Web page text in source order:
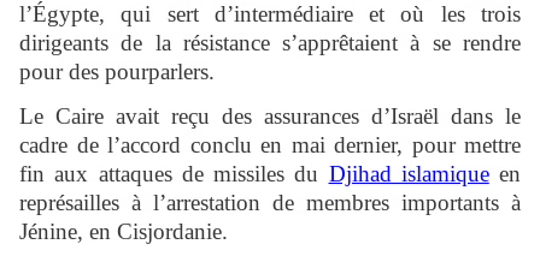
l’Égypte, qui sert d’intermédiaire et où les trois
dirigeants de la résistance s’apprêtaient à se rendre
pour des pourparlers.
Le Caire avait reçu des assurances d’Israël dans le
cadre de l’accord conclu en mai dernier, pour mettre
fin aux attaques de missiles du Djihad islamiqueen
représailles à l’arrestation de membres importants à
Jénine, en Cisjordanie.